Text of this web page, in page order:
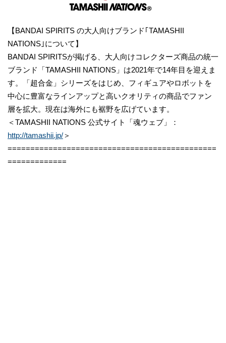
【BANDAI SPIRITS の大人向けブランド｢TAMASHII
NATIONS｣について】
BANDAI SPIRITSが掲げる、大人向けコレクターズ商品の統一
ブランド「TAMASHII NATIONS」は2021年で14年目を迎えま
す。「超合金」シリーズをはじめ、フィギュアやロボットを
中心に豊富なラインアップと高いクオリティの商品でファン
層を拡大。現在は海外にも裾野を広げています。
＜TAMASHII NATIONS 公式サイト「魂ウェブ」：
http://tamashii.jp/＞
==============================================
=============